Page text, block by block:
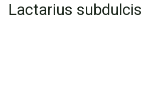
Lactarius subdulcis